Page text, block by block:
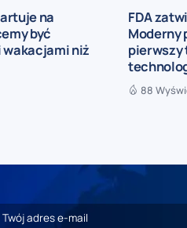
na
być
niż
FDA
Moderny
pierwszy
88